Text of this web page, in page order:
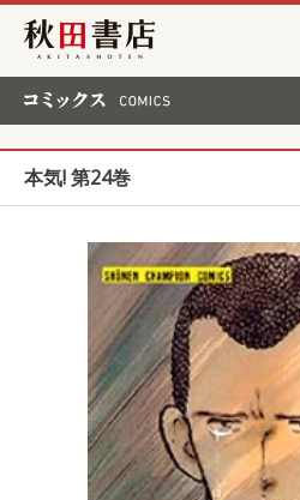
秋田書店
本気! 第24巻